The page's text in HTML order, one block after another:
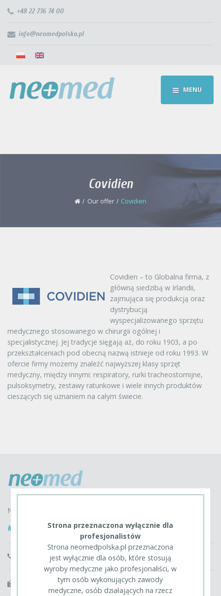
+48 22 736 74 00
info@neomedpolska.pl
MENU
Covidien
Our offer Covidien
Covidien – to Globalna firma, z
główną siedzibą w Irlandii,
zajmująca się produkcją oraz
dystrybucją
wyspecjalizowanego sprzętu
medycznego stosowanego w chirurgii ogólnej i
specjalistycznej. Jej tradycje sięgają aż, do roku 1903, a po
przekształceniach pod obecną nazwą istnieje od roku 1993. W
ofercie firmy możemy znaleźć najwyższej klasy sprzęt
medyczny, między innymi: respiratory, rurki tracheostomijne,
pulsoksymetry, zestawy ratunkowe i wiele innych produktów
cieszących się uznaniem na całym świecie.
Neomed Polska Spółka z o.o.
Kontakt
InfoliniaA: 22 736 74 00
fax: 22 726 51 30, 22 726 00 24
Strona przeznaczona wyłącznie dla
profesjonalistów
Strona neomedpolska.pl przeznaczona
jest wyłącznie dla osób, które stosują
wyroby medyczne jako profesjonaliści, w
tym osób wykonujących zawody
medyczne, osób działających na rzecz